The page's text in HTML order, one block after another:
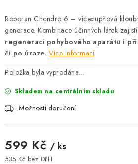
HODNOCENÍ OBCHODU
DOPRAVA PO OSTRAVĚ, HLUČÍNĚ
Kontakt Možnosti dopravy
Roboran Chondro 6 – vícestupňová
generace. Kombinace účinných látek zajistí
regeneraci pohybového aparátu i
či po úraze. Více informací
Položka byla vyprodána…
Skladem na centrálním skladu
Možnosti doručení
599 Kč / ks
535 Kč bez DPH